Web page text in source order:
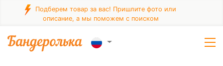
Подберем товар за вас! Пришлите фото или
описание, а мы поможем с поиском